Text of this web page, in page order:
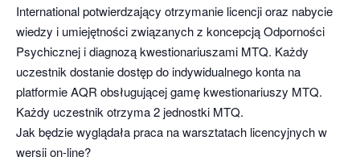
International potwierdzający otrzymanie licencji oraz nabycie
wiedzy i umiejętności związanych z koncepcją Odporności
Psychicznej i diagnozą kwestionariuszami MTQ. Każdy
uczestnik dostanie dostęp do indywidualnego konta na
platformie AQR obsługującej gamę kwestionariuszy MTQ.
Każdy uczestnik otrzyma 2 jednostki MTQ.
Jak będzie wyglądała praca na warsztatach licencyjnych w
wersji on-line?